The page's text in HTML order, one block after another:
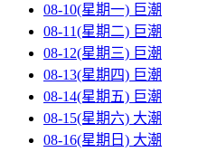
08-10(星期一) 巨潮
08-11(星期二) 巨潮
08-12(星期三) 巨潮
08-13(星期四) 巨潮
08-14(星期五) 巨潮
08-15(星期六) 大潮
08-16(星期日) 大潮